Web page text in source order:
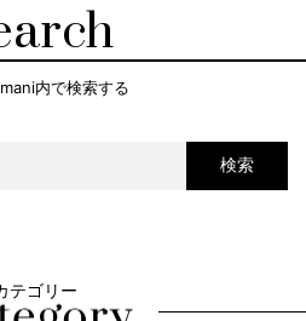
内で検索する
検索
テゴリー